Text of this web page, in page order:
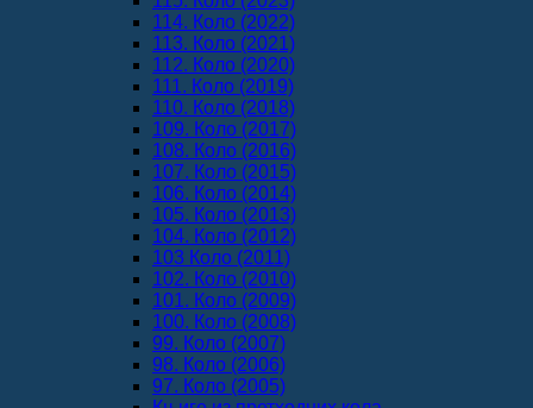
114. Коло (2022)
113. Коло (2021)
112. Коло (2020)
111. Коло (2019)
110. Коло (2018)
109. Коло (2017)
108. Коло (2016)
107. Коло (2015)
106. Коло (2014)
105. Коло (2013)
104. Коло (2012)
103 Коло (2011)
102. Коло (2010)
101. Коло (2009)
100. Коло (2008)
99. Коло (2007)
98. Коло (2006)
97. Коло (2005)